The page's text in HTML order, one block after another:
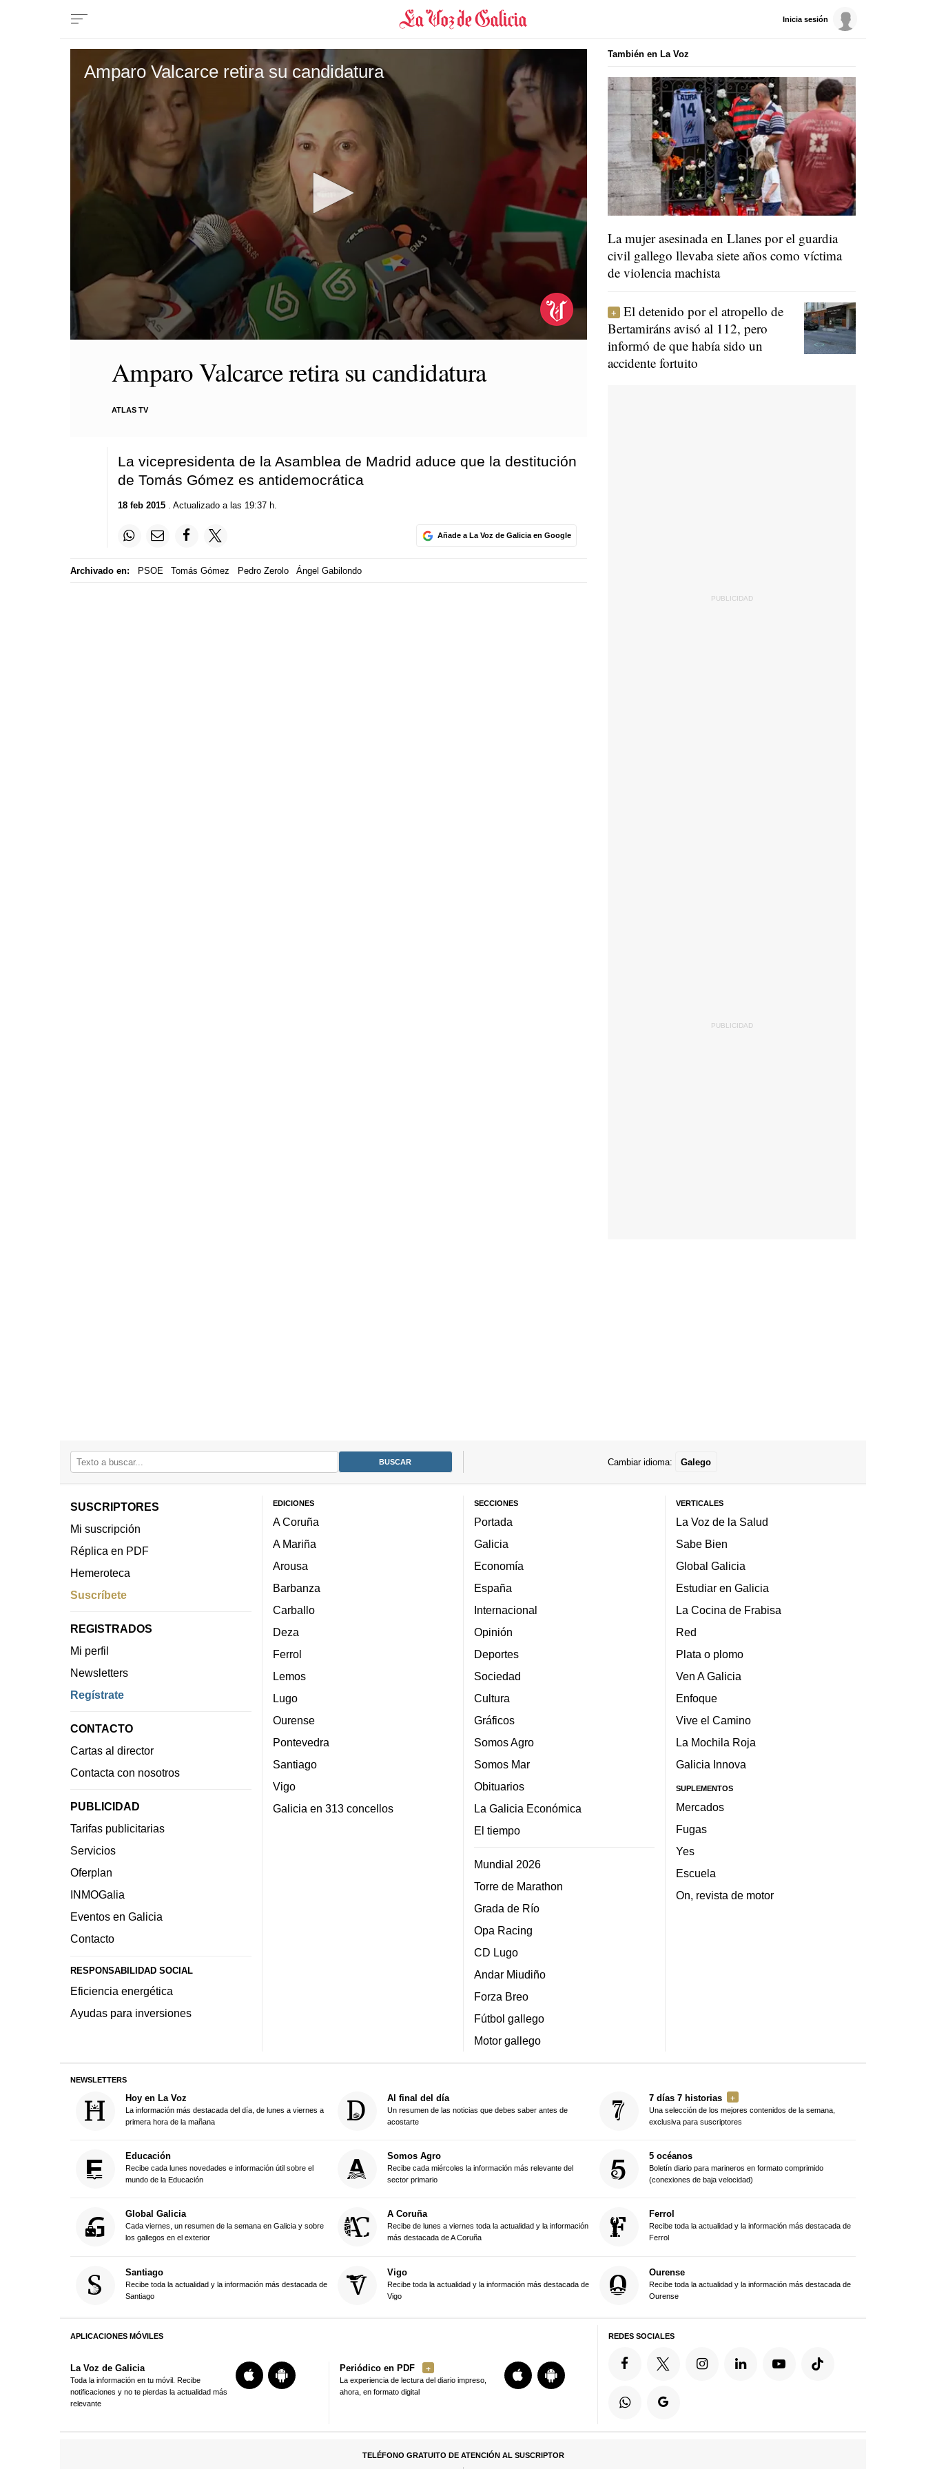
Inicia sesión
Amparo Valcarce retira su candidatura
Volume
Amparo Valcarce retira su candidatura
ATLAS TV
La vicepresidenta de la Asamblea de Madrid aduce que la destitución
de Tomás Gómez es antidemocrática
18 feb 2015. Actualizado a las 19:37 h.
Añade a La Voz de Galicia en Google
Archivado en: PSOE Tomás Gómez Pedro Zerolo Ángel Gabilondo
También en La Voz
La mujer asesinada en Llanes por el guardia
civil gallego llevaba siete años como víctima
de violencia machista
El detenido por el atropello de
Bertamiráns avisó al 112, pero
informó de que había sido un
accidente fortuito
Cambiar idioma: Galego
SUSCRIPTORES
Mi suscripción
Réplica en PDF
Hemeroteca
Suscríbete
REGISTRADOS
Mi perfil
Newsletters
Regístrate
CONTACTO
Cartas al director
Contacta con nosotros
PUBLICIDAD
Tarifas publicitarias
Servicios
Oferplan
INMOGalia
Eventos en Galicia
Contacto
RESPONSABILIDAD SOCIAL
Eficiencia energética
Ayudas para inversiones
EDICIONES
A Coruña
A Mariña
Arousa
Barbanza
Carballo
Deza
Ferrol
Lemos
Lugo
Ourense
Pontevedra
Santiago
Vigo
Galicia en 313 concellos
SECCIONES
Portada
Galicia
Economía
España
Internacional
Opinión
Deportes
Sociedad
Cultura
Gráficos
Somos Agro
Somos Mar
Obituarios
La Galicia Económica
El tiempo
Mundial 2026
Torre de Marathon
Grada de Río
Opa Racing
CD Lugo
Andar Miudiño
Forza Breo
Fútbol gallego
Motor gallego
VERTICALES
La Voz de la Salud
Sabe Bien
Global Galicia
Estudiar en Galicia
La Cocina de Frabisa
Red
Plata o plomo
Ven A Galicia
Enfoque
Vive el Camino
La Mochila Roja
Galicia Innova
SUPLEMENTOS
Mercados
Fugas
Yes
Escuela
On, revista de motor
NEWSLETTERS
Hoy en La Voz
La información más destacada del día, de lunes a viernes a
primera hora de la mañana
Al final del día
Un resumen de las noticias que debes saber antes de
acostarte
7 días 7 historias
Una selección de los mejores contenidos de la semana,
exclusiva para suscriptores
Educación
Recibe cada lunes novedades e información útil sobre el
mundo de la Educación
Somos Agro
Recibe cada miércoles la información más relevante del
sector primario
5 océanos
Boletín diario para marineros en formato comprimido
(conexiones de baja velocidad)
Global Galicia
Cada viernes, un resumen de la semana en Galicia y sobre
los gallegos en el exterior
A Coruña
Recibe de lunes a viernes toda la actualidad y la información
más destacada de A Coruña
Ferrol
Recibe toda la actualidad y la información más destacada de
Ferrol
Santiago
Recibe toda la actualidad y la información más destacada de
Santiago
Vigo
Recibe toda la actualidad y la información más destacada de
Vigo
Ourense
Recibe toda la actualidad y la información más destacada de
Ourense
APLICACIONES MÓVILES
La Voz de Galicia
Toda la información en tu móvil. Recibe
notificaciones y no te pierdas la actualidad más
relevante
Periódico en PDF
La experiencia de lectura del diario impreso,
ahora, en formato digital
REDES SOCIALES
TELÉFONO GRATUITO DE ATENCIÓN AL SUSCRIPTOR